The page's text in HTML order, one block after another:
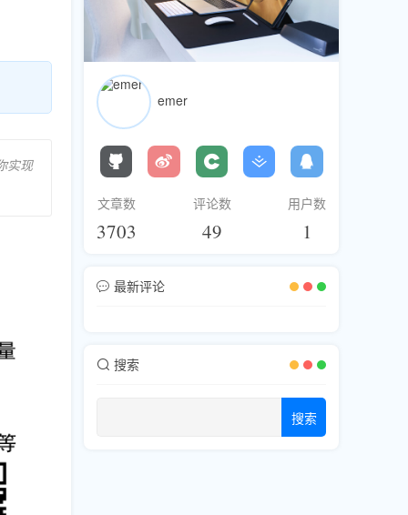
实现
emer
文章数
3703
评论数
49
用户数
1
最新评论
搜索
搜索